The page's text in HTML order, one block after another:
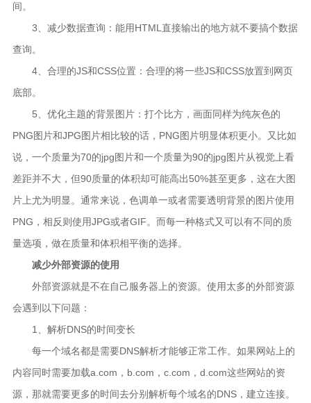
间。
3、减少数据查询：能用HTML直接输出的地方就不要搞个数据
查询。
4、合理的JS和CSS位置：合理的将一些JS和CSS放置到网页
底部。
5、优化主题的背景图片：打个比方，画面同样为纯灰色的
PNG图片和JPG图片相比较的话，PNG图片明显体积更小。又比如
说，一个质量为70的jpg图片和一个质量为90的jpg图片从视觉上看
差距并不大，但90质量的体积却可能高出50%甚至更多，这在大图
片上尤为明显。通常来说，色调单一或者需要透明背景的图片使用
PNG，相反则使用JPG或者GIF。而每一种格式又可以有不同的质
量选项，做在质量和体积相平衡的选择。
减少外部资源的使用
外部资源就是不在自己服务器上的资源。使用太多的外部资源
会遇到以下问题：
1、解析DNS的时间变长
每一个域名都是需要DNS解析才能够正常工作。如果网站上的
内容同时需要加载a.com，b.com，c.com，d.com这些网站的资
源，那就需要更多的时间去分别解析每个域名的DNS，建立连接。